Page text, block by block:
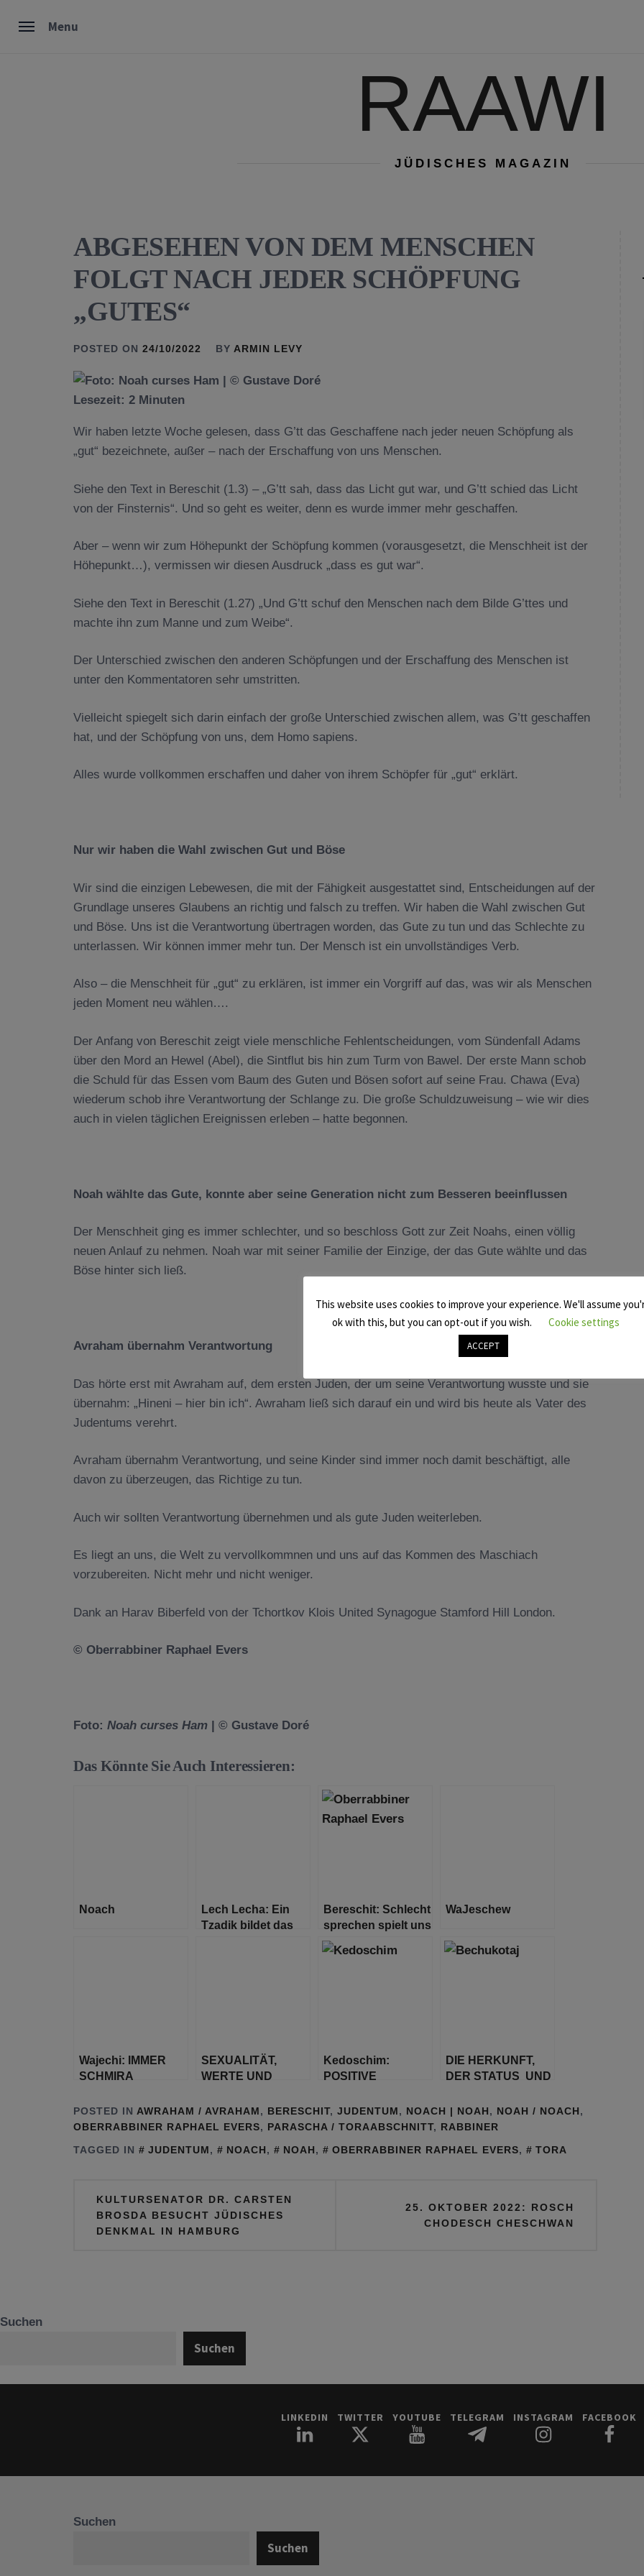
Menu
RAAWI
JÜDISCHES MAGAZIN
ABGESEHEN VON DEM MENSCHEN
FOLGT NACH JEDER SCHÖPFUNG
„GUTES“
POSTED ON 24/10/2022 BY ARMIN LEVY
Lesezeit: 2 Minuten
Wir haben letzte Woche gelesen, dass G’tt das Geschaffene nach jeder neuen Schöpfung als
„gut“ bezeichnete, außer – nach der Erschaffung von uns Menschen.
Siehe den Text in Bereschit (1.3) – „G’tt sah, dass das Licht gut war, und G’tt schied das Licht
von der Finsternis“. Und so geht es weiter, denn es wurde immer mehr geschaffen.
Aber – wenn wir zum Höhepunkt der Schöpfung kommen (vorausgesetzt, die Menschheit ist der
Höhepunkt…), vermissen wir diesen Ausdruck „dass es gut war“.
Siehe den Text in Bereschit (1.27) „Und G’tt schuf den Menschen nach dem Bilde G’ttes und
machte ihn zum Manne und zum Weibe“.
Der Unterschied zwischen den anderen Schöpfungen und der Erschaffung des Menschen ist
unter den Kommentatoren sehr umstritten.
Vielleicht spiegelt sich darin einfach der große Unterschied zwischen allem, was G’tt geschaffen
hat, und der Schöpfung von uns, dem Homo sapiens.
Alles wurde vollkommen erschaffen und daher von ihrem Schöpfer für „gut“ erklärt.
Nur wir haben die Wahl zwischen Gut und Böse
Wir sind die einzigen Lebewesen, die mit der Fähigkeit ausgestattet sind, Entscheidungen auf der
Grundlage unseres Glaubens an richtig und falsch zu treffen. Wir haben die Wahl zwischen Gut
und Böse. Uns ist die Verantwortung übertragen worden, das Gute zu tun und das Schlechte zu
unterlassen. Wir können immer mehr tun. Der Mensch ist ein unvollständiges Verb.
Also – die Menschheit für „gut“ zu erklären, ist immer ein Vorgriff auf das, was wir als Menschen
jeden Moment neu wählen….
Der Anfang von Bereschit zeigt viele menschliche Fehlentscheidungen, vom Sündenfall Adams
über den Mord an Hewel (Abel), die Sintflut bis hin zum Turm von Bawel. Der erste Mann schob
die Schuld für das Essen vom Baum des Guten und Bösen sofort auf seine Frau. Chawa (Eva)
wiederum schob ihre Verantwortung der Schlange zu. Die große Schuldzuweisung – wie wir dies
auch in vielen täglichen Ereignissen erleben – hatte begonnen.
Noah wählte das Gute, konnte aber seine Generation nicht zum Besseren beeinflussen
Der Menschheit ging es immer schlechter, und so beschloss Gott zur Zeit Noahs, einen völlig
neuen Anlauf zu nehmen. Noah war mit seiner Familie der Einzige, der das Gute wählte und das
Böse hinter sich ließ.
Avraham übernahm Verantwortung
Das hörte erst mit Awraham auf, dem ersten Juden, der um seine Verantwortung wusste und sie
übernahm: „Hineni – hier bin ich“. Awraham ließ sich darauf ein und wird bis heute als Vater des
Judentums verehrt.
Avraham übernahm Verantwortung, und seine Kinder sind immer noch damit beschäftigt, alle
davon zu überzeugen, das Richtige zu tun.
Auch wir sollten Verantwortung übernehmen und als gute Juden weiterleben.
Es liegt an uns, die Welt zu vervollkommnen und uns auf das Kommen des Maschiach
vorzubereiten. Nicht mehr und nicht weniger.
Dank an Harav Biberfeld von der Tchortkov Klois United Synagogue Stamford Hill London.
© Oberrabbiner Raphael Evers
Foto: Noah curses Ham | © Gustave Doré
Das Könnte Sie Auch Interessieren:
Noach
Lech Lecha: Ein
Tzadik bildet das
Bereschit: Schlecht
sprechen spielt uns
immer noch
Streiche
WaJeschew
Wajechi: IMMER
SCHMIRA
ERFORDERLICH
SEXUALITÄT,
WERTE UND
Kedoschim:
POSITIVE
NEGATIVEN
DINGEN
DIE HERKUNFT,
DER STATUS UND
KOHANIM IM
DRITTEN TEMPEL
POSTED IN AWRAHAM / AVRAHAM, BERESCHIT, JUDENTUM, NOACH | NOAH, NOAH / NOACH,
OBERRABBINER RAPHAEL EVERS, PARASCHA / TORAABSCHNITT, RABBINER
TAGGED IN
JUDENTUM, NOACH, NOAH, OBERRABBINER RAPHAEL EVERS, TORA
Beitragsnavigation
KULTURSENATOR DR. CARSTEN
BROSDA BESUCHT JÜDISCHES
DENKMAL IN HAMBURG
25. OKTOBER 2022: ROSCH
CHODESCH CHESCHWAN
Suchen
Suchen
LINKEDIN TWITTER YOUTUBE TELEGRAM INSTAGRAM FACEBOOK
Suchen
Suchen
This website uses cookies to improve your experience. We'll assume
ok with this, but you can opt-out if you wish.
Cookie settings
ACCEPT